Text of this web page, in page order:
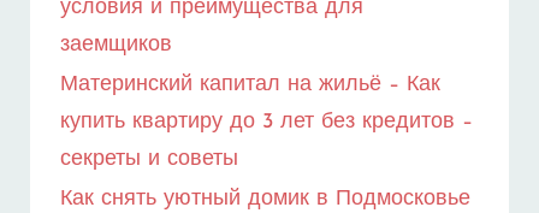
условия и преимущества для
заемщиков
Материнский капитал на жильё – Как
купить квартиру до 3 лет без кредитов –
секреты и советы
Как снять уютный домик в Подмосковье